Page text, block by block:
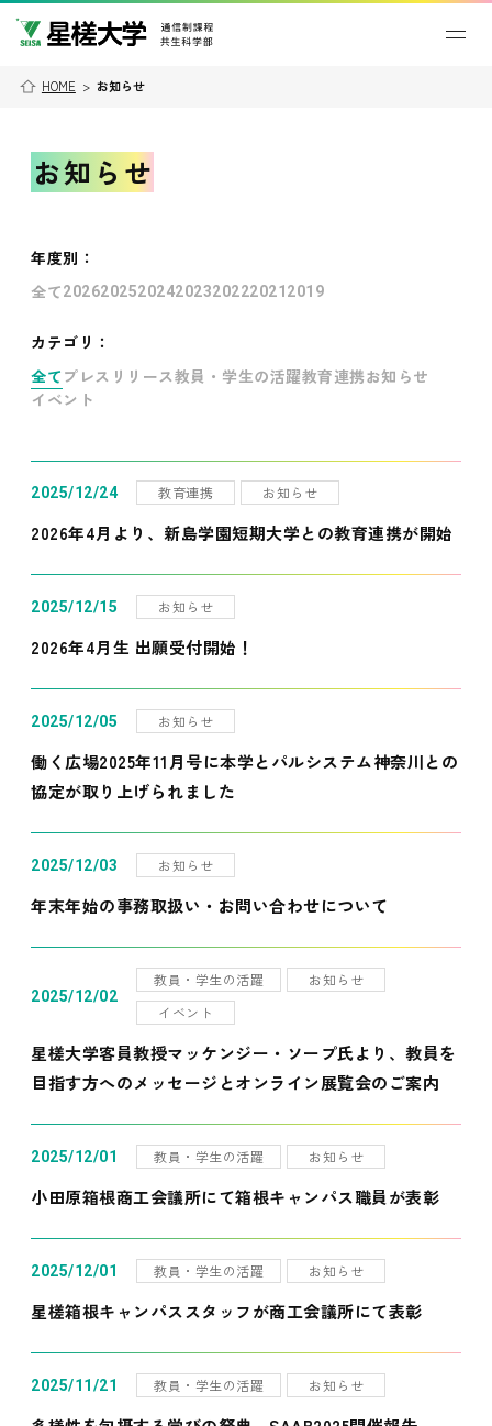
HOME > お知らせ
お知らせ
年度別 ：
全て202620252024202320222021 2019
カテゴリ：
全て プレスリリース教員・学生の活躍教育連携お知らせ
イベント
2025/12/24 教育連携 お知らせ
2026年4月より、新島学園短期大学との教育連携が開始
2025/12/15 お知らせ
2026年4月生 出願受付開始！
2025/12/05 お知らせ
働く広場2025年11月号に本学とパルシステム神奈川との
協定が取り上げられました
2025/12/03 お知らせ
年末年始の事務取扱い・お問い合わせについて
2025/12/02
教員・学生の活躍
お知らせ
イベント
星槎大学客員教授マッケンジー・ソープ氏より、教員を
目指す方へのメッセージとオンライン展覧会のご案内
2025/12/01 教員・学生の活躍 お知らせ
小田原箱根商工会議所にて箱根キャンパス職員が表彰
2025/12/01 教員・学生の活躍 お知らせ
星槎箱根キャンパススタッフが商工会議所にて表彰
2025/11/21 教員・学生の活躍 お知らせ